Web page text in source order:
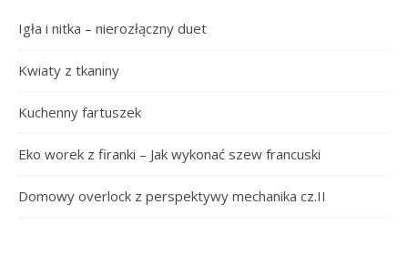
Igła i nitka – nierozłączny duet
Kwiaty z tkaniny
Kuchenny fartuszek
Eko worek z firanki – Jak wykonać szew francuski
Domowy overlock z perspektywy mechanika cz.II